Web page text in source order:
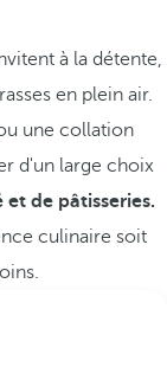
à la détente,
en plein air.
une collation
d'un large choix
et de pâtisseries.
culinaire soit